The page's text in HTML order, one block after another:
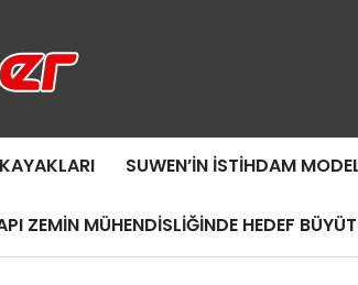
SUWEN’IN İSTIHDAM
ZEMIN MÜHENDISLIĞINDE HEDEF